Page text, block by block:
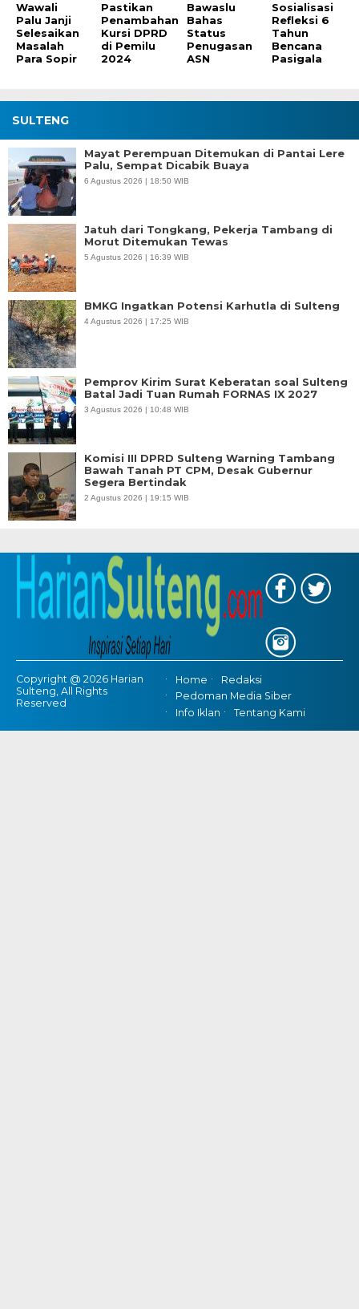
Wawali
Palu Janji
Selesaikan
Masalah
Para Sopir
Pastikan
Penambahan
Kursi DPRD
di Pemilu
2024
Bawaslu
Bahas
Status
Penugasan
ASN
Sosialisasi
Refleksi 6
Tahun
Bencana
Pasigala
SULTENG
Mayat Perempuan Ditemukan di Pantai Lere
Palu, Sempat Dicabik Buaya
6 Agustus 2026 | 18:50 WIB
Jatuh dari Tongkang, Pekerja Tambang di
Morut Ditemukan Tewas
5 Agustus 2026 | 16:39 WIB
BMKG Ingatkan Potensi Karhutla di Sulteng
4 Agustus 2026 | 17:25 WIB
Pemprov Kirim Surat Keberatan soal Sulteng
Batal Jadi Tuan Rumah FORNAS IX 2027
3 Agustus 2026 | 10:48 WIB
Komisi III DPRD Sulteng Warning Tambang
Bawah Tanah PT CPM, Desak Gubernur
Segera Bertindak
2 Agustus 2026 | 19:15 WIB
Copyright @ 2026 Harian
Sulteng, All Rights
Reserved
Home
Redaksi
Pedoman Media Siber
Info Iklan
Tentang Kami